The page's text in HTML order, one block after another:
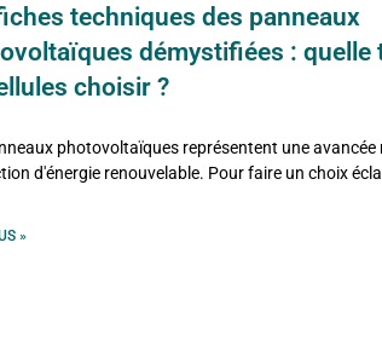
techniques des panneaux
démystifiées : quelle
choisir ?
photovoltaïques représentent une avancée
d'énergie renouvelable. Pour faire un choix
»